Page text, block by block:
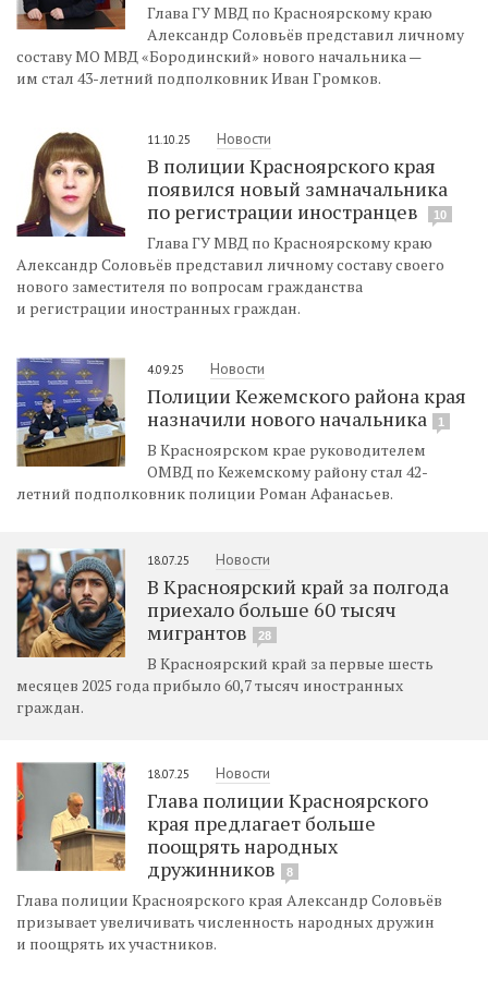
Глава ГУ МВД по Красноярскому краю
Александр Соловьёв представил личному
составу МО МВД «Бородинский» нового начальника —
им стал 43-летний подполковник Иван Громков.
11.10.25 Новости
В полиции Красноярского края
появился новый замначальника
по регистрации иностранцев
10
Глава ГУ МВД по Красноярскому краю
Александр Соловьёв представил личному составу своего
нового заместителя по вопросам гражданства
и регистрации иностранных граждан.
4.09.25 Новости
Полиции Кежемского района края
назначили нового начальника
1
В Красноярском крае руководителем
ОМВД по Кежемскому району стал 42-
летний подполковник полиции Роман Афанасьев.
18.07.25 Новости
В Красноярский край за полгода
приехало больше 60 тысяч
мигрантов
28
В Красноярский край за первые шесть
месяцев 2025 года прибыло 60,7 тысяч иностранных
граждан.
18.07.25 Новости
Глава полиции Красноярского
края предлагает больше
поощрять народных
дружинников
8
Глава полиции Красноярского края Александр Соловьёв
призывает увеличивать численность народных дружин
и поощрять их участников.